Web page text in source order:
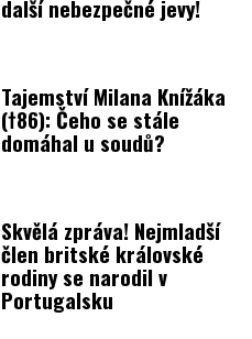
další nebezpečné jevy!
Tajemství Milana Knížáka
(†86): Čeho se stále
domáhal u soudů?
Skvělá zpráva! Nejmladší
člen britské královské
rodiny se narodil v
Portugalsku